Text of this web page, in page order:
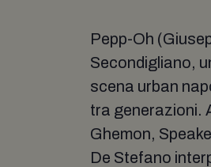
Pepp-Oh
Secondigliano,
scena urban
tra generazioni.
Ghemon,
De Stefano